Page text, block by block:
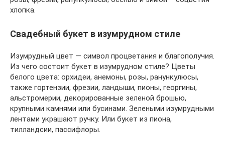
хлопка.
Свадебный букет в изумрудном стиле
Изумрудный цвет — символ процветания и благополучия.
Из чего состоит букет в изумрудном стиле? Цветы
белого цвета: орхидеи, анемоны, розы, ранункулюсы,
также гортензии, фрезии, ландыши, пионы, георгины,
альстромерии, декорированные зеленой брошью,
крупными камнями или бусинами. Зелеными изумрудными
лентами украшают ручку. Или букет из пиона,
тилландсии, пассифлоры.